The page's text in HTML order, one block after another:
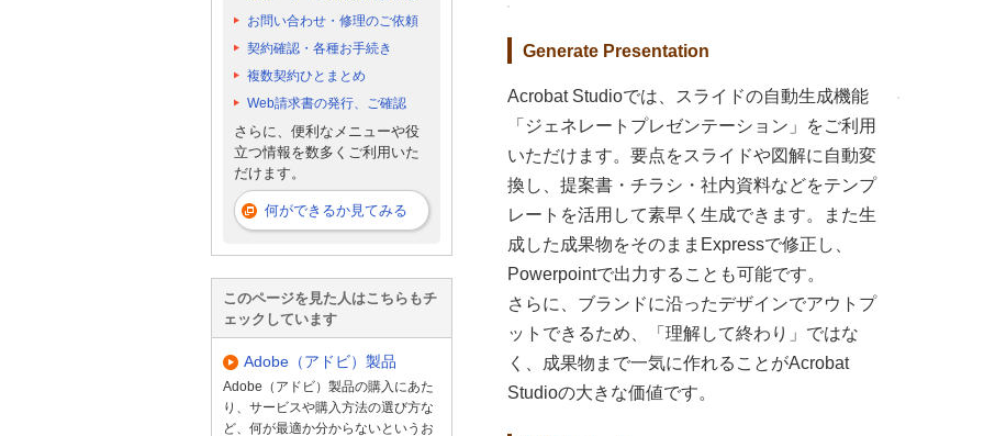
Generate Presentation
Acrobat Studioでは、スライドの自動生成機能
「ジェネレートプレゼンテーション」をご利用
いただけます。要点をスライドや図解に自動変
換し、提案書・チラシ・社内資料などをテンプ
レートを活用して素早く生成できます。また生
成した成果物をそのままExpressで修正し、
Powerpointで出力することも可能です。
さらに、ブランドに沿ったデザインでアウトプ
ットできるため、「理解して終わり」ではな
く、成果物まで一気に作れることがAcrobat
Studioの大きな価値です。
お問い合わせ・修理のご依頼
契約確認・各種お手続き
複数契約ひとまとめ
Web請求書の発行、ご確認
さらに、便利なメニューや役
立つ情報を数多くご利用いた
だけます。
何ができるか見てみる
このページを見た人はこちらもチ
ェックしています
Adobe（アドビ）製品
Adobe（アドビ）製品の購入にあた
り、サービスや購入方法の選び方な
ど、何が最適か分からないというお